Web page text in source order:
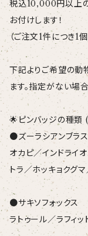
税込10,000円以上の
お付けします！
（ご注文1件につき1個
下記よりご希望の動
ます。指定がない場
🌟ピンバッジの種類
●ズーラシアンブラス
オカピ／インドライ
トラ／ホッキョクグ
●サキソフォックス
ラトゥール／ラフィ